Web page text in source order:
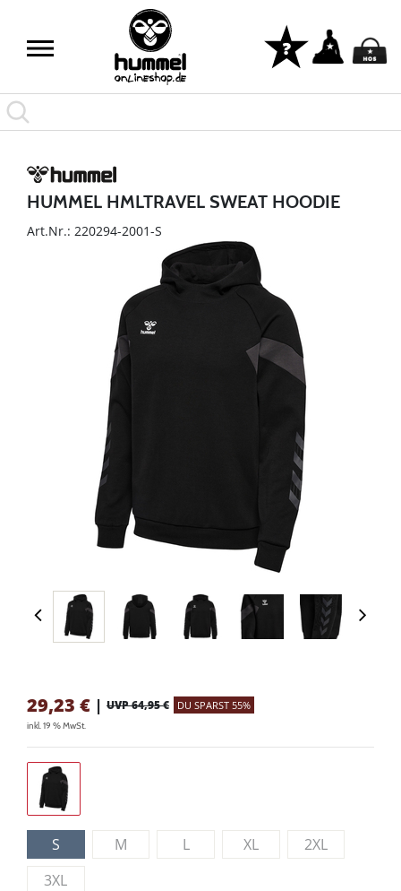
HUMMEL HMLTRAVEL SWEAT HOODIE
Art.Nr.: 220294-2001-S
29,23 € | UVP 64,95 € DU SPARST 55%
inkl. 19 % MwSt.
S M L XL
2XL
3XL